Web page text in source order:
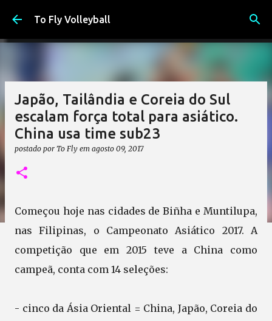
Pular para o conteúdo principal
To Fly Volleyball
Japão, Tailândia e Coreia do Sul
escalam força total para asiático.
China usa time sub23
postado por To Fly em agosto 09, 2017
Começou hoje nas cidades de Biñha e Muntilupa,
nas Filipinas, o Campeonato Asiático 2017. A
competição que em 2015 teve a China como
campeã, conta com 14 seleções:
- cinco da Ásia Oriental = China, Japão, Coreia do